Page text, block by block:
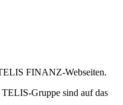
FINANZ-Webseiten.
Gruppe sind auf das